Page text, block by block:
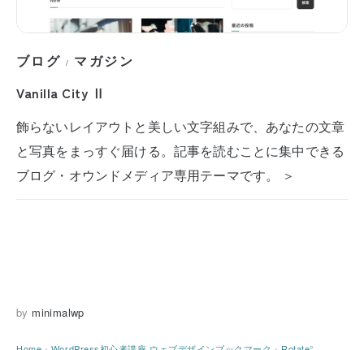
ブログ / マガジン
Vanilla City Ⅱ
飾らないレイアウトと美しい文字組みで、あなたの文章
と写真をまっすぐ届ける。記事を読むことに集中できる
ブログ・オウンドメディア専用テーマです。 ＞
by minimalwp